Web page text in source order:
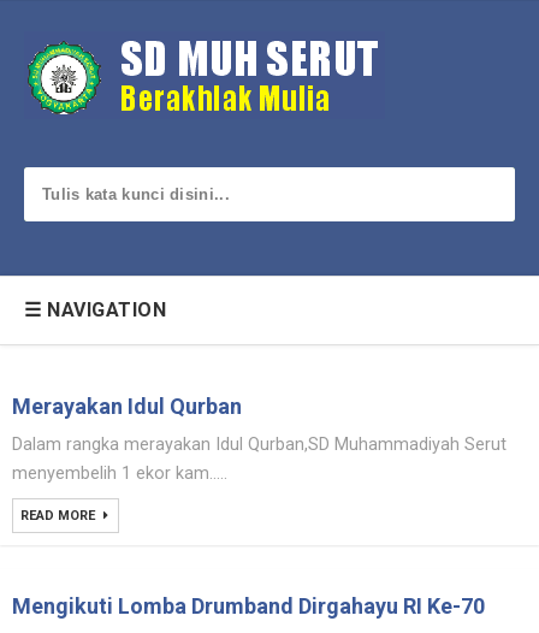
☰ NAVIGATION
Merayakan Idul Qurban
Dalam rangka merayakan Idul Qurban,SD Muhammadiyah Serut
menyembelih 1 ekor kam.....
READ MORE
Mengikuti Lomba Drumband Dirgahayu RI Ke-70